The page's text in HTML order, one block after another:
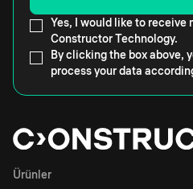
Yes, I would like to receive
Constructor Technology.
By clicking the box above,
process your data
Ürünler